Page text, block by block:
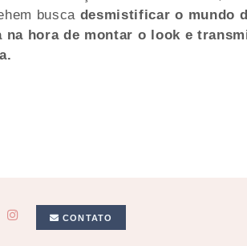
busca desmistificar o mundo
hora de montar o look e
CONTATO